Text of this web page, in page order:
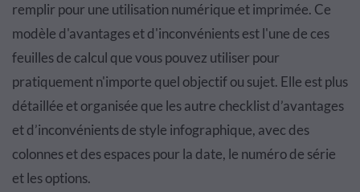
remplir pour une utilisation numérique et imprimée. Ce
modèle d'avantages et d'inconvénients est l'une de ces
feuilles de calcul que vous pouvez utiliser pour
pratiquement n'importe quel objectif ou sujet. Elle est plus
détaillée et organisée que les autre checklist d’avantages
et d’inconvénients de style infographique, avec des
colonnes et des espaces pour la date, le numéro de série
et les options.